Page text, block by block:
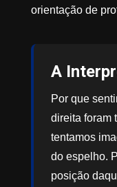
orientação de
A
Por que
direita foram
tentamos
do espelho.
posição